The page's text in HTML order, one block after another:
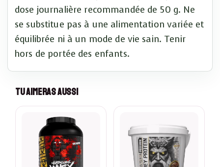
dose journalière recommandée de 50 g. Ne
se substitue pas à une alimentation variée et
équilibrée ni à un mode de vie sain. Tenir
hors de portée des enfants.
Tu Aimeras Aussi